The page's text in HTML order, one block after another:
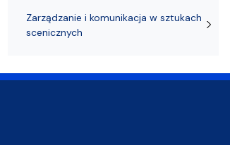
Zarządzanie i komunikacja w sztukach
scenicznych